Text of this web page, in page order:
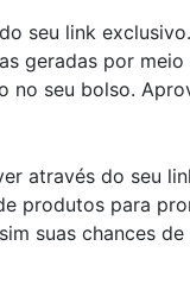
seu link
geradas por meio
no seu bolso.
através do seu
produtos para
suas chances de